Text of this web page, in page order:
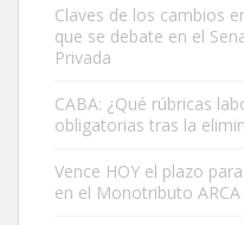
Claves de los cambios
que se debate en el
Privada
CABA: ¿Qué rúbricas
obligatorias tras la
Vence HOY el plazo
en el Monotributo ARCA